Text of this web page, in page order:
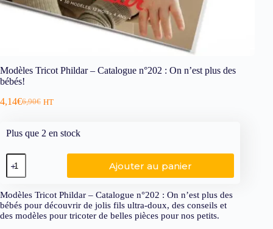
Modèles Tricot Phildar – Catalogue n°202 : On n’est plus des
bébés!
6,90€
4,14€ HT
Plus que 2 en stock
Ajouter au panier
Modèles Tricot Phildar – Catalogue n°202 : On n’est plus des
bébés pour découvrir de jolis fils ultra-doux, des conseils et
des modèles pour tricoter de belles pièces pour nos petits.